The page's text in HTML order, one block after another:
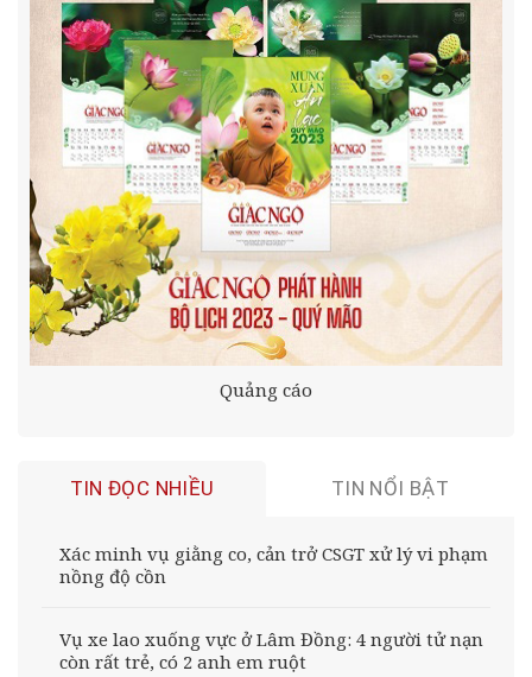
Quảng cáo
TIN ĐỌC NHIỀU TIN NỔI BẬT
Xác minh vụ giằng co, cản trở CSGT xử lý vi phạm
nồng độ cồn
Vụ xe lao xuống vực ở Lâm Đồng: 4 người tử nạn
còn rất trẻ, có 2 anh em ruột